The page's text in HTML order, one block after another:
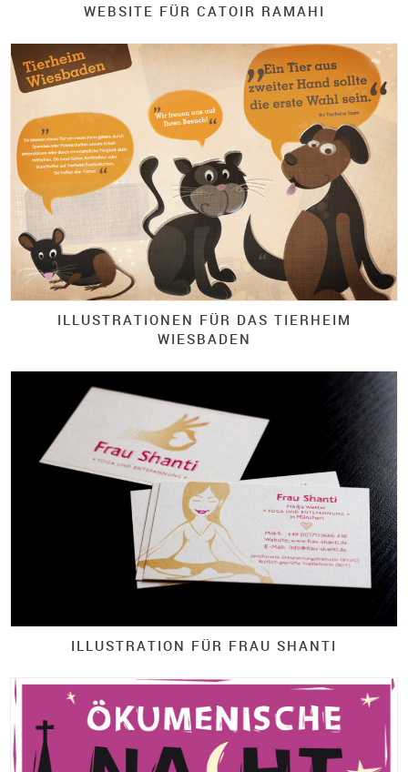
WEBSITE FÜR CATOIR RAMAHI
ILLUSTRATIONEN FÜR DAS TIERHEIM
WIESBADEN
ILLUSTRATION FÜR FRAU SHANTI